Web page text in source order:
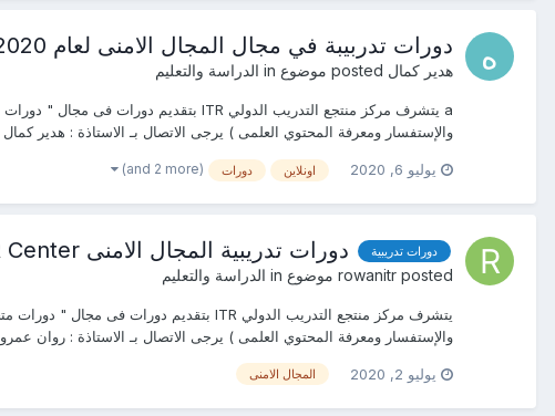
دورات تدربيبة في مجال المجال الامنى لعام 2020&2021 ITR Center#القاهرة#لندن#تركيا
هدير كمال الدراسة والتعليم
والإستفسار ومعرفة المحتوي العلمى ) يرجى الاتصال بـ الاستاذة : هدير كمال mob...
يوليو 6, 2020 اونلاين دورات (and 2 more)
دورات تدريبية دورات تدريبية المجال الامنى ITR Center لعام 2020&2021
rowanitr posted موضوع in الدراسة والتعليم
والإستفسار ومعرفة المحتوي العلمى ) يرجى الاتصال بـ الاستاذة : روان عمرو mob &...
يوليو 2, 2020 المجال الامنى